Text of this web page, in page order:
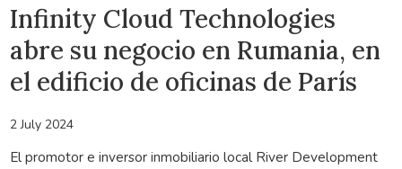
Infinity Cloud Technologies
abre su negocio en Rumania, en
el edificio de oficinas de París
2 July 2024
El promotor e inversor inmobiliario local River Development